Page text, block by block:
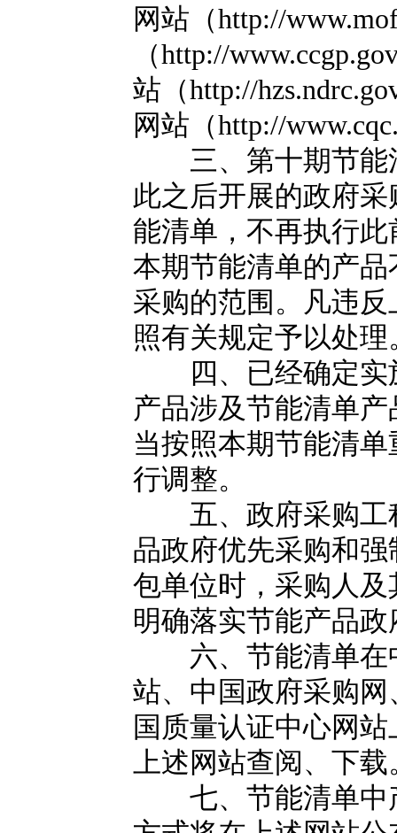
网站（http://
（http://
站（http://
网站（http://
三、第十期节能
此之后开展的政府
能清单，不再执行
本期节能清单的产
采购的范围。凡违
照有关规定予以处理
四、已经确定实
产品涉及节能清单
当按照本期节能清
行调整。
五、政府采购工
品政府优先采购和
包单位时，采购人
明确落实节能产品
六、节能清单在
站、中国政府采购
国质量认证中心网
上述网站查阅、下载
七、节能清单中